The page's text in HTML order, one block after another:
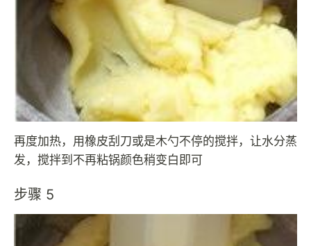
再度加热，用橡皮刮刀或是木勺不停的搅拌，让水分蒸
发，搅拌到不再粘锅颜色稍变白即可
步骤 5